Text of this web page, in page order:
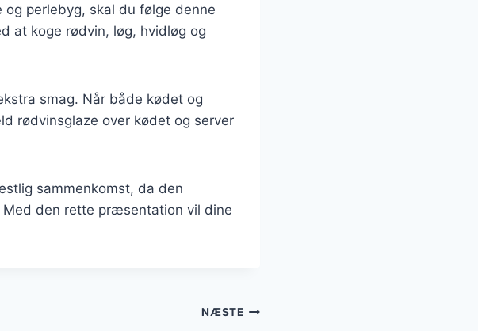
perlebyg, skal du følge denne
at koge rødvin, løg, hvidløg og
smag. Når både kødet og
rødvinsglaze over kødet og server
sammenkomst, da den
den rette præsentation vil dine
NÆSTE